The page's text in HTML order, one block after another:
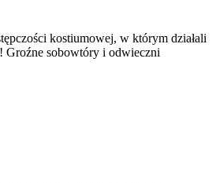
kostiumowej, w którym działali
Groźne sobowtóry i odwieczni